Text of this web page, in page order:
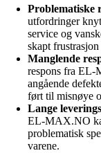
Problematiske
utfordringer
service og
skapt
Manglende
respons fra EL-
angående
ført til misnøye
Lange
EL-MAX.NO
problematisk
varene.